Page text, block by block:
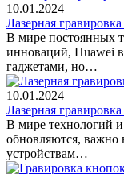
10.01.2024
Лазерная
В мире постоянных
инноваций, Huawei
гаджетами, но…
10.01.2024
Лазерная
В мире технологий и
обновляются, важно
устройствам…